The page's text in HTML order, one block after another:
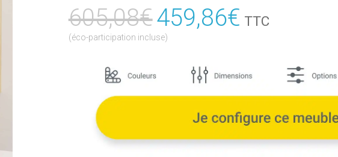
605,08€Le
prix
initial
était :
605,08€.
459,86€Le
actuel
est :
459,86€.
TTC
(éco-participation incluse)